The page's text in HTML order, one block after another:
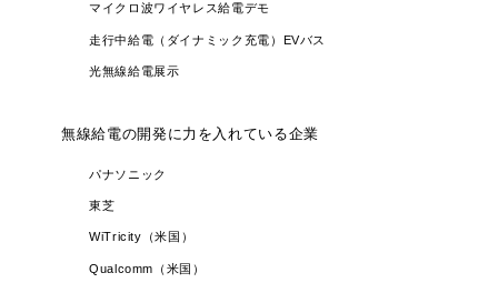
マイクロ波ワイヤレス給電デモ
走行中給電（ダイナミック充電）EVバス
光無線給電展示
無線給電の開発に力を入れている企業
パナソニック
東芝
WiTricity（米国）
Qualcomm（米国）